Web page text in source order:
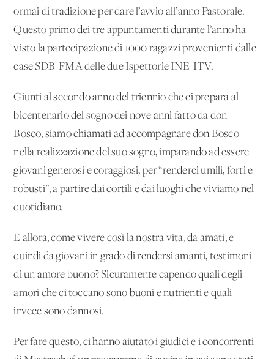
ormai di tradizione per dare l’avvio all’anno Pastorale.
Questo primo dei tre appuntamenti durante l’anno ha
visto la partecipazione di 1000 ragazzi provenienti dalle
case SDB-FMA delle due Ispettorie INE-ITV.
Giunti al secondo anno del triennio che ci prepara al
bicentenario del sogno dei nove anni fatto da don
Bosco, siamo chiamati ad accompagnare don Bosco
nella realizzazione del suo sogno, imparando ad essere
giovani generosi e coraggiosi, per “renderci umili, forti e
robusti”, a partire dai cortili e dai luoghi che viviamo nel
quotidiano.
E allora, come vivere così la nostra vita, da amati, e
quindi da giovani in grado di rendersi amanti, testimoni
di un amore buono? Sicuramente capendo quali degli
amori che ci toccano sono buoni e nutrienti e quali
invece sono dannosi.
Per fare questo, ci hanno aiutato i giudici e i concorrenti